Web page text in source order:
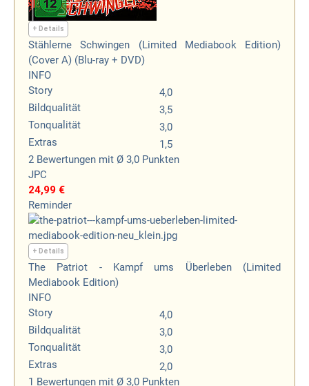
+ Details
Stählerne Schwingen (Limited Mediabook Edition)
(Cover A) (Blu-ray + DVD)
INFO
Story
4,0
Bildqualität
3,5
Tonqualität
3,0
Extras
1,5
2 Bewertungen mit Ø 3,0 Punkten
JPC
24,99 €
Reminder
+ Details
The Patriot - Kampf ums Überleben (Limited
Mediabook Edition)
INFO
Story
4,0
Bildqualität
3,0
Tonqualität
3,0
Extras
2,0
1 Bewertungen mit Ø 3,0 Punkten